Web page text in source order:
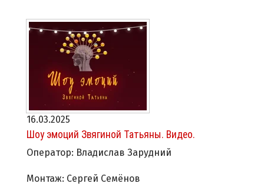
16.03.2025
Шоу эмоций Звягиной Татьяны. Видео.
Оператор: Владислав Зарудний
Монтаж: Сергей Семёнов